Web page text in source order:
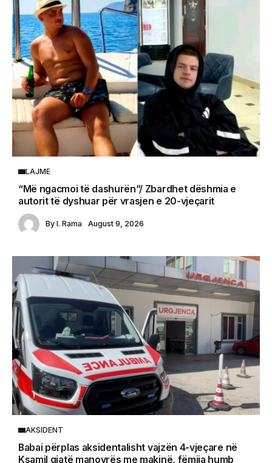
LAJME
“Më ngacmoi të dashurën”/ Zbardhet dëshmia e
autorit të dyshuar për vrasjen e 20-vjeçarit
By I. Rama August 9, 2026
AKSIDENT
Babai përplas aksidentalisht vajzën 4-vjeçare në
Ksamil gjatë manovrës me makinë, fëmija humb